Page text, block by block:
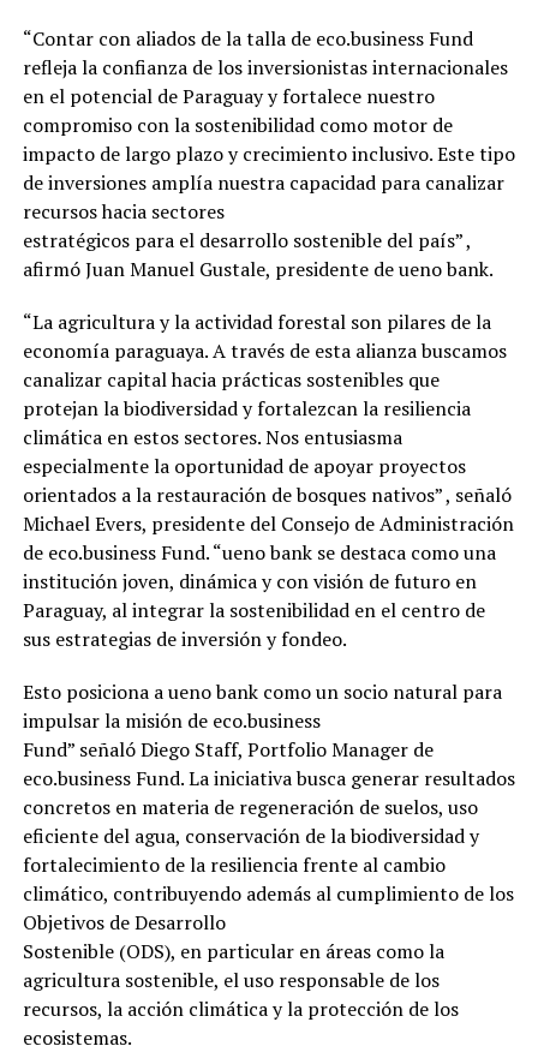
“Contar con aliados de la talla de eco.business Fund
refleja la confianza de los inversionistas internacionales
en el potencial de Paraguay y fortalece nuestro
compromiso con la sostenibilidad como motor de
impacto de largo plazo y crecimiento inclusivo. Este tipo
de inversiones amplía nuestra capacidad para canalizar
recursos hacia sectores
estratégicos para el desarrollo sostenible del país” ,
afirmó Juan Manuel Gustale, presidente de ueno bank.
“La agricultura y la actividad forestal son pilares de la
economía paraguaya. A través de esta alianza buscamos
canalizar capital hacia prácticas sostenibles que
protejan la biodiversidad y fortalezcan la resiliencia
climática en estos sectores. Nos entusiasma
especialmente la oportunidad de apoyar proyectos
orientados a la restauración de bosques nativos” , señaló
Michael Evers, presidente del Consejo de Administración
de eco.business Fund. “ueno bank se destaca como una
institución joven, dinámica y con visión de futuro en
Paraguay, al integrar la sostenibilidad en el centro de
sus estrategias de inversión y fondeo.
Esto posiciona a ueno bank como un socio natural para
impulsar la misión de eco.business
Fund” señaló Diego Staff, Portfolio Manager de
eco.business Fund. La iniciativa busca generar resultados
concretos en materia de regeneración de suelos, uso
eficiente del agua, conservación de la biodiversidad y
fortalecimiento de la resiliencia frente al cambio
climático, contribuyendo además al cumplimiento de los
Objetivos de Desarrollo
Sostenible (ODS), en particular en áreas como la
agricultura sostenible, el uso responsable de los
recursos, la acción climática y la protección de los
ecosistemas.